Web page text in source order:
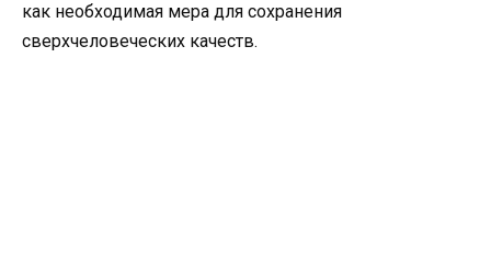
как необходимая мера для сохранения
сверхчеловеческих качеств.